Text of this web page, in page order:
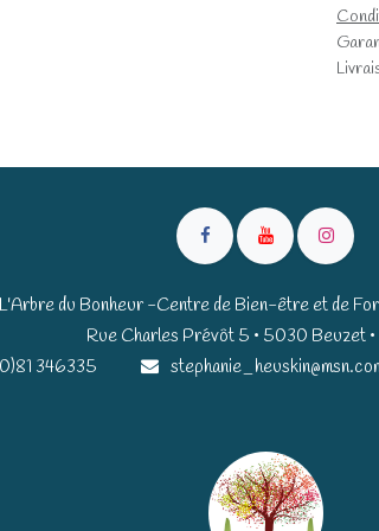
L'Arbre du Bonheur -Centre de Bien-être et de
Rue Charles Prévôt 5 • 5030 Beuzet
346335